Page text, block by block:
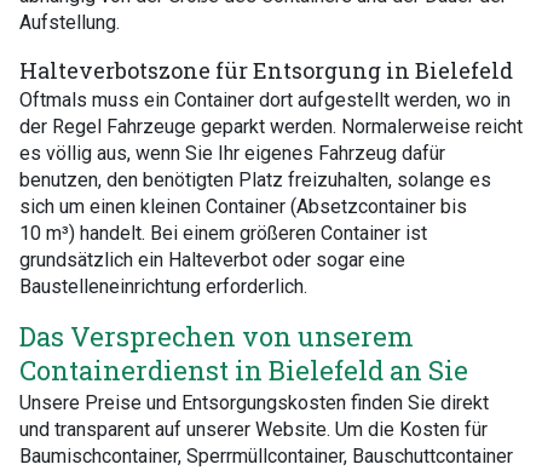
Aufstellung.
Halteverbotszone für Entsorgung in Bielefeld
Oftmals muss ein Container dort aufgestellt werden, wo in
der Regel Fahrzeuge geparkt werden. Normalerweise reicht
es völlig aus, wenn Sie Ihr eigenes Fahrzeug dafür
benutzen, den benötigten Platz freizuhalten, solange es
sich um einen kleinen Container (Absetzcontainer bis
10 m³) handelt. Bei einem größeren Container ist
grundsätzlich ein Halteverbot oder sogar eine
Baustelleneinrichtung erforderlich.
Das Versprechen von unserem
Containerdienst in Bielefeld an Sie
Unsere Preise und Entsorgungskosten finden Sie direkt
und transparent auf unserer Website. Um die Kosten für
Baumischcontainer, Sperrmüllcontainer, Bauschuttcontainer